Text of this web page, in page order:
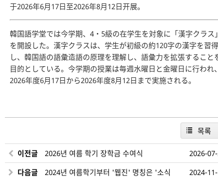
于2026年6月17日至2026年8月12日开展。
韓国語学堂では今学期、4・5級の在学生を対象に「漢字クラス
を開設した。漢字クラスは、学生が初級の約120字の漢字を習得
し、韓国語の語彙造語の原理を理解し、語彙力を拡張すること
目的としている。今学期の授業は毎週水曜日と金曜日に行われ
2026年度6月17日から2026年度8月12日まで実施される。
목록
이전글 2026년 여름 학기 장학금 수여식
2026-
다음글
2024년 여름학기부터 '웹진' 명칭은 '소식 2024-